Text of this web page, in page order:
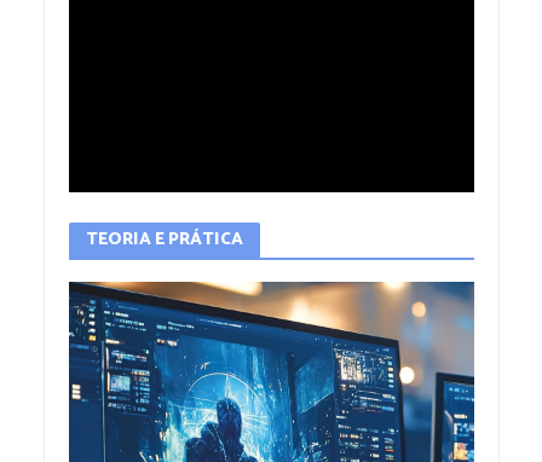
TEORIA E PRÁTICA